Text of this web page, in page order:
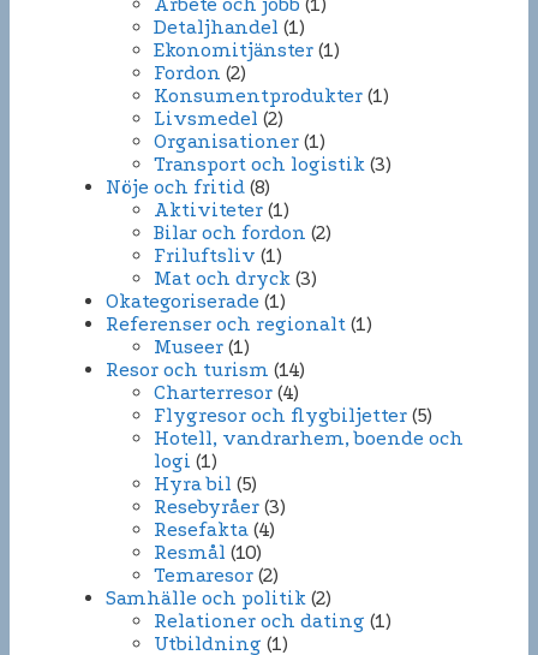
Arbete och jobb (1)
Detaljhandel (1)
Ekonomitjänster (1)
Fordon (2)
Konsumentprodukter (1)
Livsmedel (2)
Organisationer (1)
Transport och logistik (3)
Nöje och fritid (8)
Aktiviteter (1)
Bilar och fordon (2)
Friluftsliv (1)
Mat och dryck (3)
Okategoriserade (1)
Referenser och regionalt (1)
Museer (1)
Resor och turism (14)
Charterresor (4)
Flygresor och flygbiljetter (5)
Hotell, vandrarhem, boende och
logi (1)
Hyra bil (5)
Resebyråer (3)
Resefakta (4)
Resmål (10)
Temaresor (2)
Samhälle och politik (2)
Relationer och dating (1)
Utbildning (1)